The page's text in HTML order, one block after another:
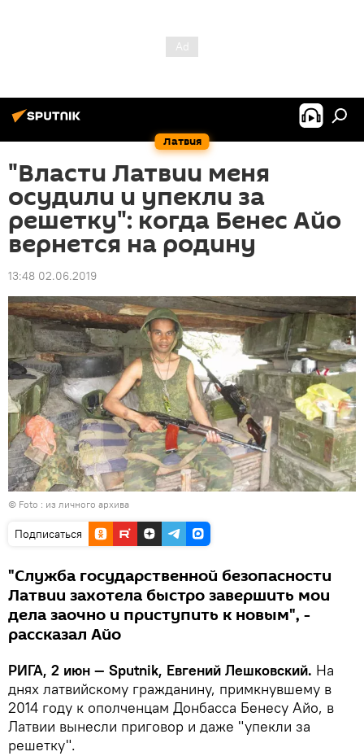
Латвия
"Власти Латвии меня
осудили и упекли за
решетку": когда Бенес Айо
вернется на родину
13:48 02.06.2019
© Foto : из личного архива
Подписаться
"Служба государственной безопасности
Латвии захотела быстро завершить мои
дела заочно и приступить к новым", -
рассказал Айо
РИГА, 2 июн — Sputnik, Евгений Лешковский. На
днях латвийскому гражданину, примкнувшему в
2014 году к ополченцам Донбасса Бенесу Айо, в
Латвии вынесли приговор и даже "упекли за
решетку".